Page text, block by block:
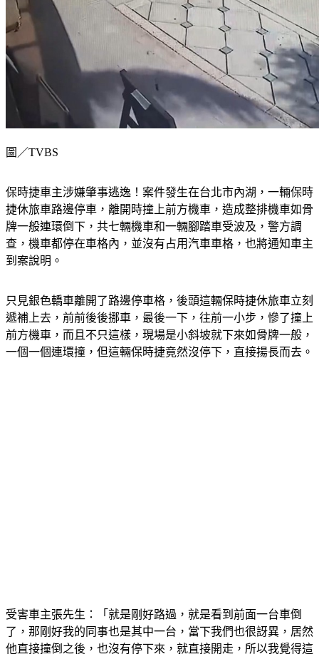
圖／TVBS
保時捷車主涉嫌肇事逃逸！案件發生在台北市內湖，一輛保時
捷休旅車路邊停車，離開時撞上前方機車，造成整排機車如骨
牌一般連環倒下，共七輛機車和一輛腳踏車受波及，警方調
查，機車都停在車格內，並沒有占用汽車車格，也將通知車主
到案說明。
只見銀色轎車離開了路邊停車格，後頭這輛保時捷休旅車立刻
遞補上去，前前後後挪車，最後一下，往前一小步，慘了撞上
前方機車，而且不只這樣，現場是小斜坡就下來如骨牌一般，
一個一個連環撞，但這輛保時捷竟然沒停下，直接揚長而去。
受害車主張先生：「就是剛好路過，就是看到前面一台車倒
了，那剛好我的同事也是其中一台，當下我們也很訝異，居然
他直接撞倒之後，也沒有停下來，就直接開走，所以我覺得這